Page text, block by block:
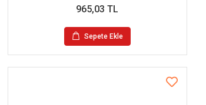
965,03 TL
Sepete Ekle